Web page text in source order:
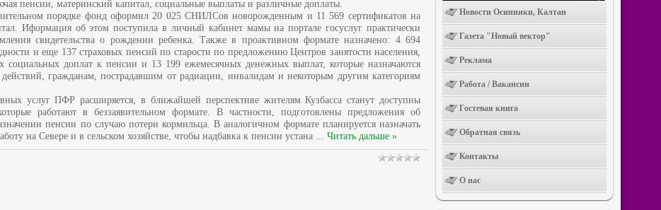
пенсии, материнский капитал, социальные выплаты и различные доплаты.
порядке фонд оформил 20 025 СНИЛСов новорожденным и 11 569 сертификатов на
Иформация об этом поступила в личный кабинет мамы на портале госуслуг практически
свидетельства о рождении ребенка. Также в проактивном формате назначено: 4 694
и еще 137 страховых пенсий по старости по предложению Центров занятости населения,
социальных доплат к пенсии и 13 199 ежемесячных денежных выплат, которые назначаются
действий, гражданам, пострадавшим от радиации, инвалидам и некоторым другим категориям
услуг ПФР расширяется, в ближайшей перспективе жителям Кузбасса станут доступны
работают в беззаявительном формате. В частности, подготовлены предложения об
пенсии по случаю потери кормильца. В аналогичном формате планируется назначать
на Севере и в сельском хозяйстве, чтобы надбавка к пенсии устана ... Читать дальше »
Новости Осинники, Калтан
Газета "Новый вектор"
Реклама
Работа / Вакансии
Гостевая книга
Обратная связь
Контакты
О нас